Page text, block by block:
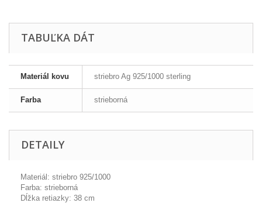
TABUĽKA DÁT
Materiál kovu striebro Ag 925/1000 sterling
Farba strieborná
DETAILY
Materiál: striebro 925/1000
Farba: strieborná
Dĺžka retiazky: 38 cm